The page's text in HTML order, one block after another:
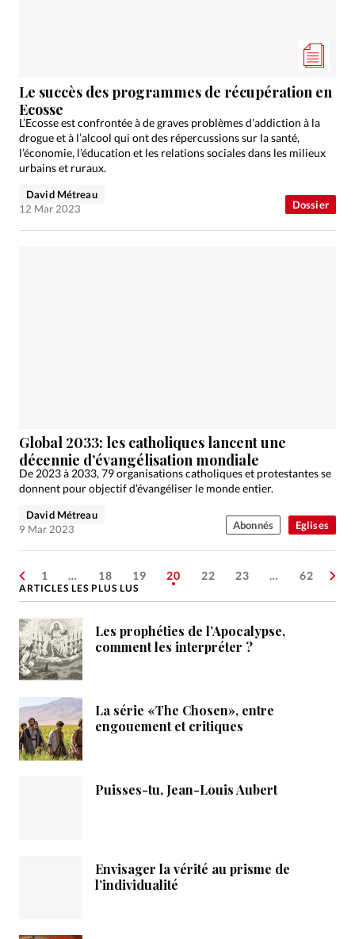
Dossier
Le succès des programmes de récupération en
Ecosse
L’Ecosse est confrontée à de graves problèmes d’addiction à la
drogue et à l’alcool qui ont des répercussions sur la santé,
l’économie, l’éducation et les relations sociales dans les milieux
urbains et ruraux.
David Métreau
12 Mar 2023
Eglises
Global 2033: les catholiques lancent une
décennie d’évangélisation mondiale
De 2023 à 2033, 79 organisations catholiques et protestantes se
donnent pour objectif d’évangéliser le monde entier.
David Métreau
9 Mar 2023
Abonnés
1 … 18 19 20 22 23 … 62
ARTICLES LES PLUS LUS
Les prophéties de l’Apocalypse,
comment les interpréter ?
La série «The Chosen», entre
engouement et critiques
Puisses-tu, Jean-Louis Aubert
Envisager la vérité au prisme de
l’individualité